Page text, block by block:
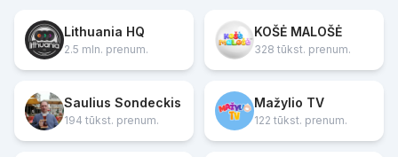
Lithuania HQ
2.5 mln. prenum.
KOŠĖ MALOŠĖ
328 tūkst. prenum.
Saulius Sondeckis
194 tūkst. prenum.
Mažylio TV
122 tūkst. prenum.